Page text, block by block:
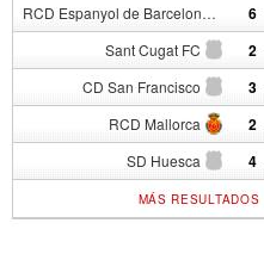
RCD Espanyol de Barcelona 6
Sant Cugat FC 2
CD San Francisco 3
RCD Mallorca 2
SD Huesca 4
MÁS RESULTADOS